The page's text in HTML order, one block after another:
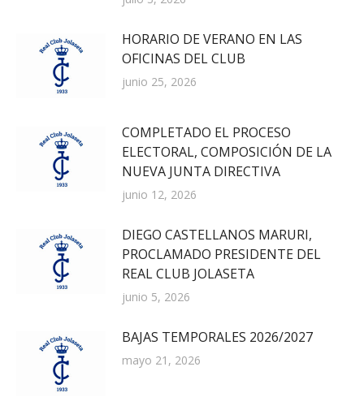
HORARIO DE VERANO EN LAS
OFICINAS DEL CLUB
junio 25, 2026
COMPLETADO EL PROCESO
ELECTORAL, COMPOSICIÓN DE LA
NUEVA JUNTA DIRECTIVA
junio 12, 2026
DIEGO CASTELLANOS MARURI,
PROCLAMADO PRESIDENTE DEL
REAL CLUB JOLASETA
junio 5, 2026
BAJAS TEMPORALES 2026/2027
mayo 21, 2026